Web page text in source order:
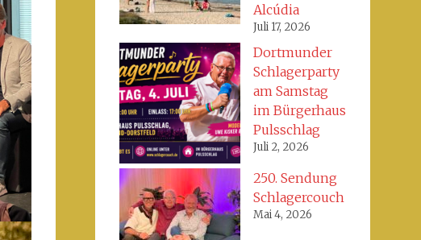
Alcúdia
Juli 17, 2026
Dortmunder
Schlagerparty
am Samstag
im Bürgerhaus
Pulsschlag
Juli 2, 2026
250. Sendung
Schlagercouch
Mai 4, 2026